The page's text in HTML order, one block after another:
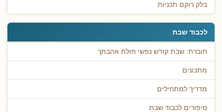
בלק רוקם תכניות
לכבוד שבת
חוברת: שבת קודש נפשי חולת אהבתך
מתכונים
מדריך למתחילים
סיפורים לכבוד שבת